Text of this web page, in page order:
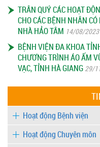
TRÂN QUÝ CÁC HOẠT
CHO CÁC BỆNH NHÂN
NHÀ HẢO TÂM 14/08/2023
BỆNH VIỆN ĐA KHOA
CHƯƠNG TRÌNH ÁO ẤM
VẠC, TỈNH HÀ GIANG 29/
Hoạt động Bệnh viện
Hoạt động Chuyên môn